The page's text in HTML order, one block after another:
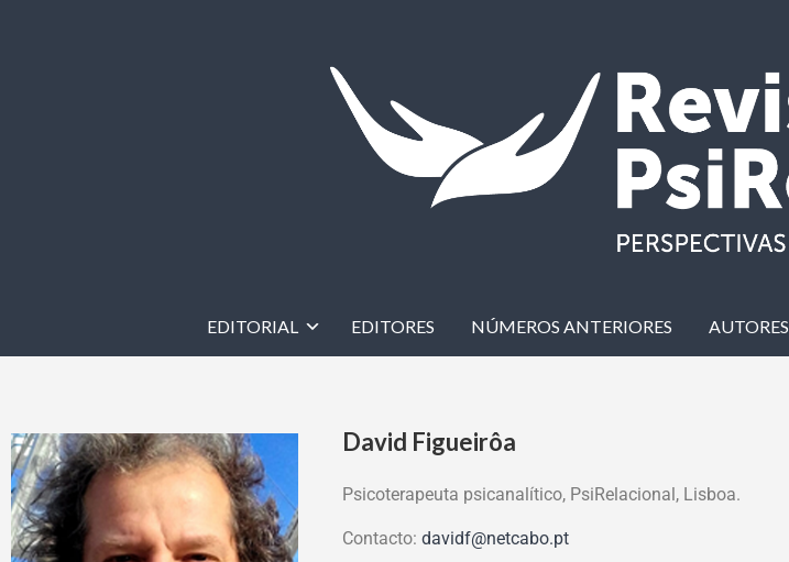
EDITORIAL EDITORES NÚMEROS ANTERIORES AUTORES
David Figueirôa
Psicoterapeuta psicanalítico, PsiRelacional, Lisboa.
Contacto: davidf@netcabo.pt